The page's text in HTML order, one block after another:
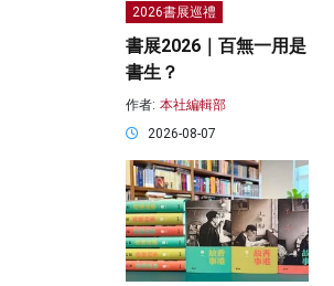
2026書展巡禮
書展2026｜百無一用是
書生？
作者: 本社編輯部
2026-08-07